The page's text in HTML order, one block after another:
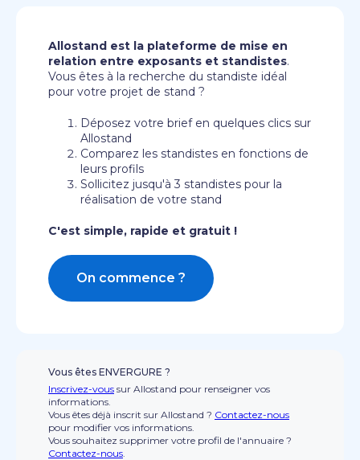
Allostand est la plateforme de mise en
relation entre exposants et standistes.
Vous êtes à la recherche du standiste idéal
pour votre projet de stand ?
Déposez votre brief en quelques clics sur
Allostand
Comparez les standistes en fonctions de
leurs profils
Sollicitez jusqu'à 3 standistes pour la
réalisation de votre stand
C'est simple, rapide et gratuit !
On commence ?
Vous êtes ENVERGURE ?
Inscrivez-vous sur Allostand pour renseigner vos
informations.
Vous êtes déjà inscrit sur Allostand ? Contactez-nous
pour modifier vos informations.
Vous souhaitez supprimer votre profil de l'annuaire ?
Contactez-nous